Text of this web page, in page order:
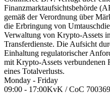
Finanzmarktaufsichtsbehörde
gemäß der Verordnung über
die Erbringung von
Verwaltung von Krypto-Assets
Transferdienste. Die Aufsicht
Einhaltung regulatorischer
mit Krypto-Assets verbundenen
eines Totalverlusts.
Monday - Friday
09:00 - 17:00KvK / CoC